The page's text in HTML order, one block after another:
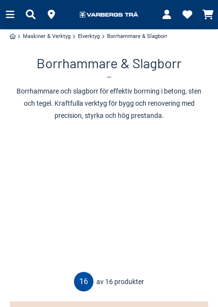
Maskiner & Verktyg Elverktyg Borrhammare & Slagborr
Borrhammare & Slagborr
Borrhammare och slagborr för effektiv borrning i betong, sten
och tegel. Kraftfulla verktyg för bygg och renovering med
precision, styrka och hög prestanda.
16 av 16 produkter